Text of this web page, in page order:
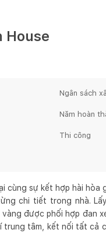
House
Ngân sách
Năm hoàn
Thi công
cùng sự kết hợp hài
chi tiết trong nhà.
được phối hợp đan
tâm, kết nối tất cả